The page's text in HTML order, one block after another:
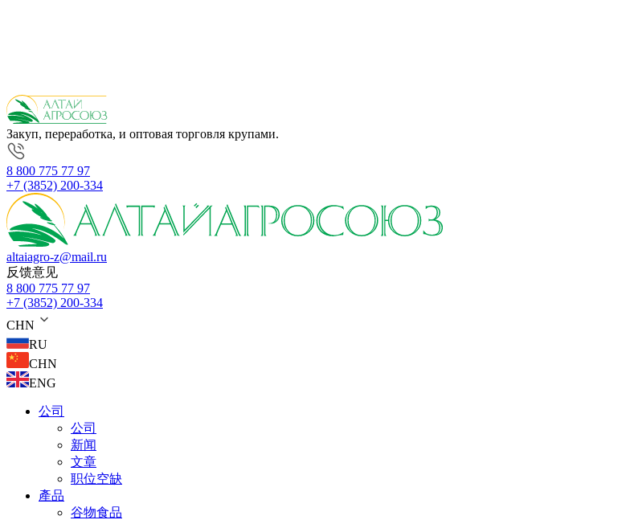
Закуп, переработка, и оптовая торговля крупами.
8 800 775 77 97
+7 (3852) 200-334
altaiagro-z@mail.ru
反馈意见
8 800 775 77 97
+7 (3852) 200-334
CHN
RU
CHN
ENG
公司
公司
新闻
文章
职位空缺
產品
谷物食品